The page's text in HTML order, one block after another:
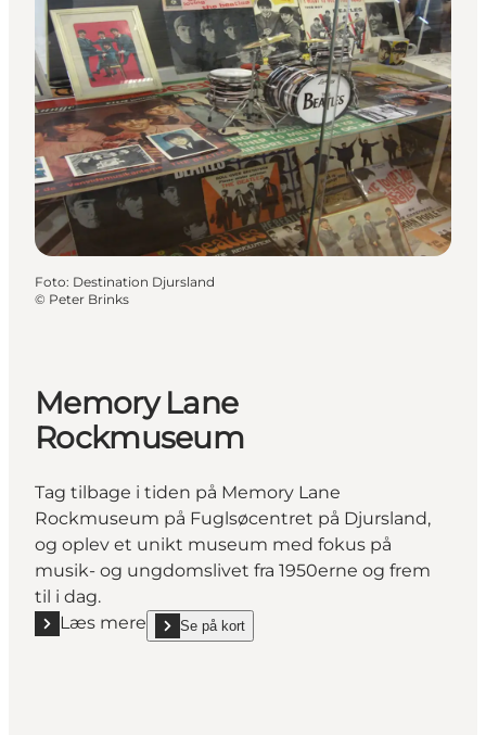
Foto: Destination Djursland
© Peter Brinks
Memory Lane
Rockmuseum
Tag tilbage i tiden på Memory Lane
Rockmuseum på Fuglsøcentret på Djursland,
og oplev et unikt museum med fokus på
musik- og ungdomslivet fra 1950erne og frem
til i dag.
Læs mere
Læs mere "Memory Lane Rockmuseum"
Se på kort
show Memory Lane Rockmuseum on_map